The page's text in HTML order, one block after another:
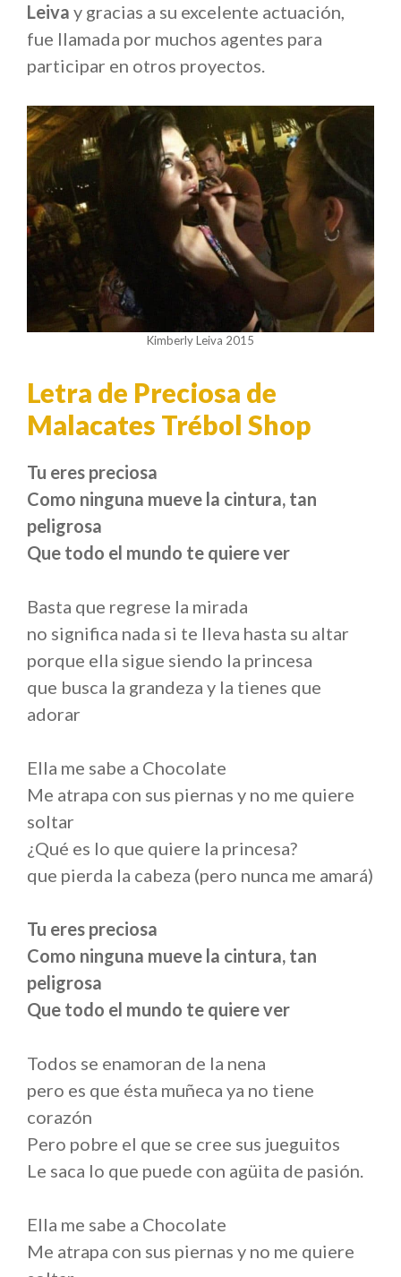
Leiva y gracias a su excelente actuación,
fue llamada por muchos agentes para
participar en otros proyectos.
Kimberly Leiva 2015
Letra de Preciosa de
Malacates Trébol Shop
Tu eres preciosa
Como ninguna mueve la cintura, tan
peligrosa
Que todo el mundo te quiere ver
Basta que regrese la mirada
no significa nada si te lleva hasta su altar
porque ella sigue siendo la princesa
que busca la grandeza y la tienes que
adorar
Ella me sabe a Chocolate
Me atrapa con sus piernas y no me quiere
soltar
¿Qué es lo que quiere la princesa?
que pierda la cabeza (pero nunca me amará)
Tu eres preciosa
Como ninguna mueve la cintura, tan
peligrosa
Que todo el mundo te quiere ver
Todos se enamoran de la nena
pero es que ésta muñeca ya no tiene
corazón
Pero pobre el que se cree sus jueguitos
Le saca lo que puede con agüita de pasión.
Ella me sabe a Chocolate
Me atrapa con sus piernas y no me quiere